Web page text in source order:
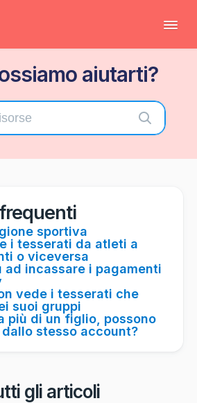
al gestionale
aiutarti?
sportiva
i tesserati da atleti a
o viceversa
ad incassare i pagamenti
vede i tesserati che
suoi gruppi
più di un figlio, possono
stesso account?
gli articoli